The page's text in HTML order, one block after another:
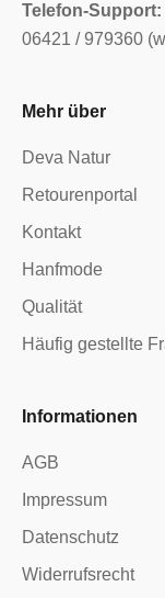
Telefon-Support:
06421 / 979360
Mehr über
Deva Natur
Retourenportal
Kontakt
Hanfmode
Qualität
Häufig gestellte
Informationen
AGB
Impressum
Datenschutz
Widerrufsrecht